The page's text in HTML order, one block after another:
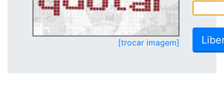
[trocar imagem]